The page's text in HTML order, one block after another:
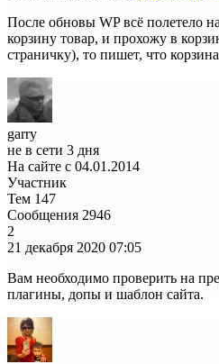
После обновы WP всё полетело
корзину товар, и прохожу в
страничку), то пишет, что
garry
не в сети 3 дня
На сайте с 04.01.2014
Участник
Тем 147
Сообщения 2946
2
21 декабря 2020 07:05
Вам необходимо проверить на
плагины, допы и шаблон сайта.